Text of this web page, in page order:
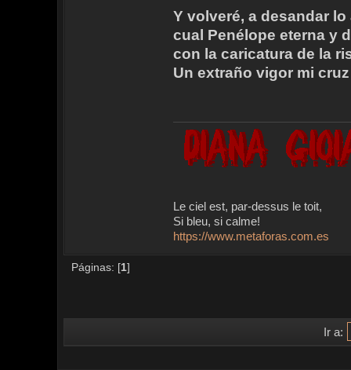
Y volveré, a desandar lo
cual Penélope eterna y
con la caricatura de la
Un extraño vigor mi
Le ciel est, par-dessus le toit,
Si bleu, si calme!
https://www.metaforas.com.es
Páginas: [1]
Ir a: